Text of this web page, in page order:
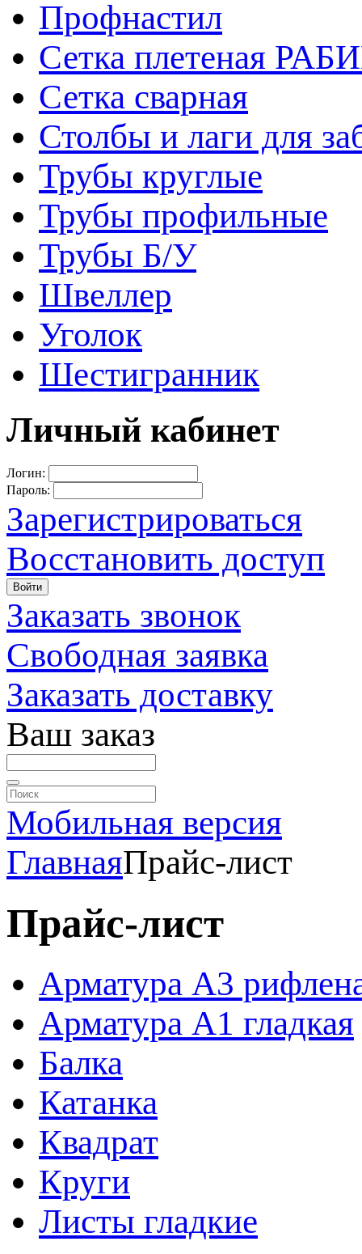
Профнастил
Сетка плетеная
Сетка сварная
Столбы и лаги для
Трубы круглые
Трубы профильные
Трубы Б/У
Швеллер
Уголок
Шестигранник
Личный кабинет
Логин:
Пароль:
Зарегистрироваться
Восстановить доступ
Войти
Заказать звонок
Свободная заявка
Заказать доставку
Ваш заказ
Мобильная версия
ГлавнаяПрайс-лист
Прайс-лист
Арматура А3
Арматура А1 гладкая
Балка
Катанка
Квадрат
Круги
Листы гладкие